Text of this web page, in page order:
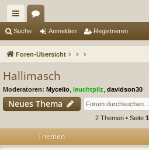
ch
ne
riff
en
Suche Anmelden Registrieren
Foren-Übersicht
Hallimasch
Moderatoren: Mycelio leuchtpilz davidson30
Neues Thema
2 Themen • Seite 1
Themen